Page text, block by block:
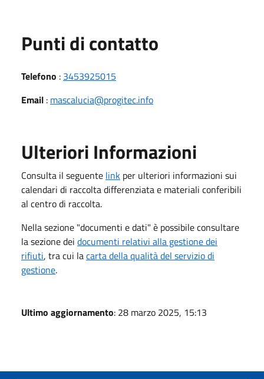
Punti di contatto
Telefono : 3453925015
Email : mascalucia@progitec.info
Ulteriori Informazioni
Consulta il seguente link per ulteriori informazioni sui
calendari di raccolta differenziata e materiali conferibili
al centro di raccolta.
Nella sezione "documenti e dati" è possibile consultare
la sezione dei documenti relativi alla gestione dei
rifiuti, tra cui lacarta della qualità del servizio di
gestione.
Ultimo aggiornamento: 28 marzo 2025, 15:13